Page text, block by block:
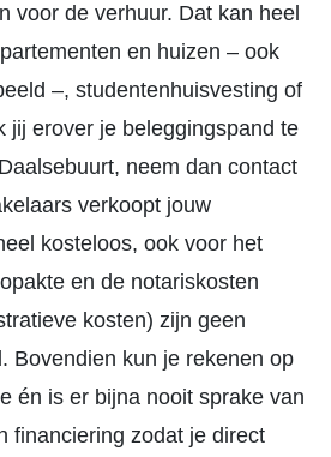
voor de verhuur. Dat kan heel
en huizen – ook
–, studentenhuisvesting of
jij erover je beleggingspand te
neem dan contact
verkoopt jouw
kosteloos, ook voor het
en de notariskosten
kosten) zijn geen
Bovendien kun je rekenen op
én is er bijna nooit sprake van
financiering zodat je direct